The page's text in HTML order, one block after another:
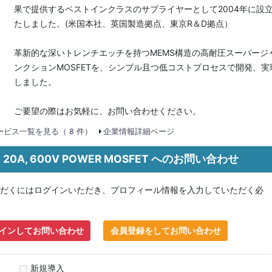
果で提供するベストインクラスのサプライヤーとして2004年に設
たしました。(米国本社、英国製造拠点、東京R＆D拠点）
革新的な深いトレンチエッチを持つMEMS構造の高耐圧スーパージ
ンクションMOSFETを、シンプル且つ低コストプロセスで開発、実
しました。
ご要望の際はお気軽に、お問い合わせください。
ス一覧を見る（ 8 件） 企業情報詳細ページ
600V POWER MOSFET へのお問い合わせ
くにはログインいただき、プロフィール情報を入力していただく必
ンしてお問い合わせ 会員登録をしてお問い合わせ
新規導入